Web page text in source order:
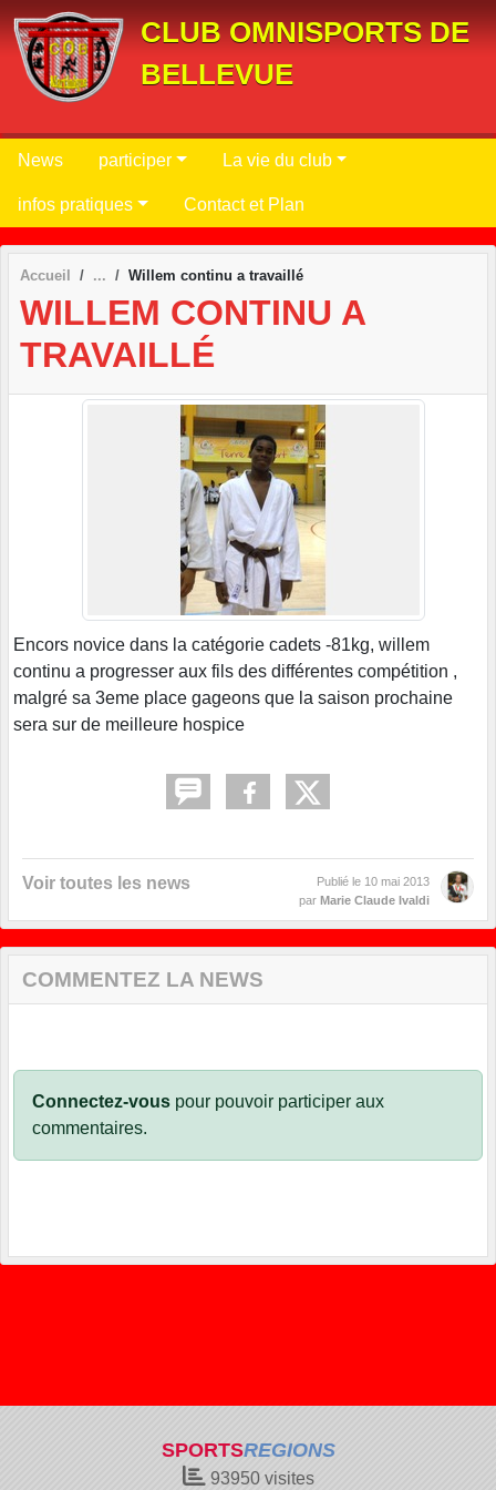
CLUB OMNISPORTS DE
BELLEVUE
News participer La vie du club
infos pratiques Contact et Plan
Accueil Willem continu a travaillé
WILLEM CONTINU A
TRAVAILLÉ
Encors novice dans la catégorie cadets -81kg, willem
continu a progresser aux fils des différentes compétition ,
malgré sa 3eme place gageons que la saison prochaine
sera sur de meilleure hospice
Voir toutes les news Publié le 10 mai 2013
par Marie Claude Ivaldi
COMMENTEZ LA NEWS
Connectez-vous pour pouvoir participer aux
commentaires.
SPORTSREGIONS
93950visites
Panneau de gestion des cookies